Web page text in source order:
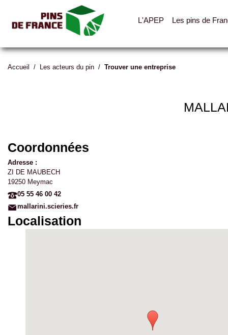
L'APEP Les pins de
Accueil / Les acteurs du pin / Trouver une entreprise
Coordonnées
Adresse :
ZI DE MAUBECH
19250 Meymac
05 55 46 00 42
mallarini.scieries.fr
Localisation